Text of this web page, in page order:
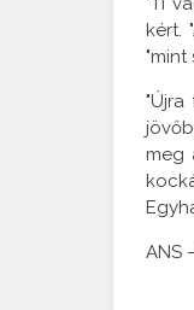
kért.
meg
ANS